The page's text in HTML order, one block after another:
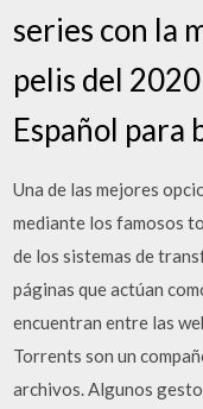
series con la
pelis del
Español
Una de las mejores
mediante los famosos
de los sistemas de
páginas que actúan
encuentran entre las
Torrents son un
archivos. Algunos